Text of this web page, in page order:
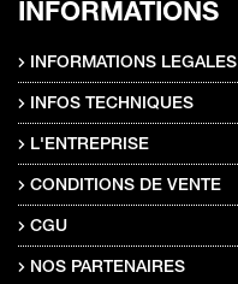
INFORMATIONS
INFORMATIONS LEGALES
INFOS TECHNIQUES
L'ENTREPRISE
CONDITIONS DE VENTE
CGU
NOS PARTENAIRES